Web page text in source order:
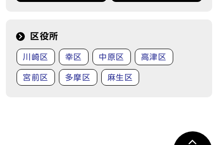
区役所
川崎区 幸区 中原区 高津区
宮前区 多摩区 麻生区